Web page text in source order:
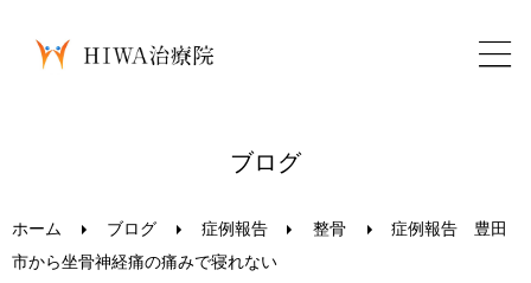
ブログ
ホーム ブログ 症例報告 整骨
症例報告 豊田
市から坐骨神経痛の痛みで寝れない